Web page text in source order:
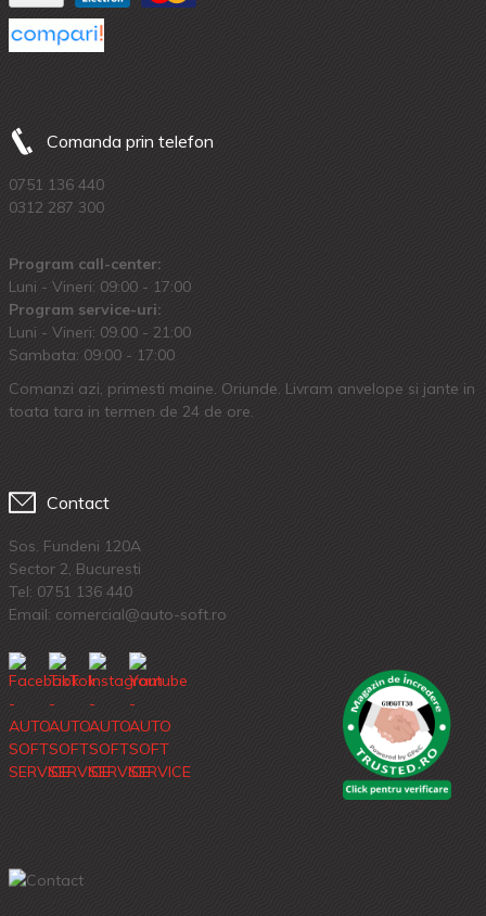
Comanda prin telefon
0751 136 440
0312 287 300
Program call-center:
Luni - Vineri: 09:00 - 17:00
Program service-uri:
Luni - Vineri: 09.00 - 21:00
Sambata: 09:00 - 17:00
Comanzi azi, primesti maine. Oriunde. Livram anvelope si jante in
toata tara in termen de 24 de ore.
Contact
Sos. Fundeni 120A
Sector 2, Bucuresti
Tel: 0751 136 440
Email: comercial@auto-soft.ro